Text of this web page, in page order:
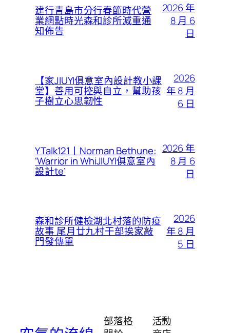
建行青島市分行春節時代營
業網點時光森和診所減重通
知佈告
2026 年
8 月 6
日
【家JIUYI俱意室內設計教小課
堂】善用可控與自立，幫助孩
子樹立心思韌性
2026
年 8 月
6 日
YTalk121丨Norman Bethune:
‘Warrior in WhiJIUYI俱意室內
設計te’
2026 年
8 月 6
日
森和診所健檢湖北村落的防疫
故事 尾月廿九村干部挨家敲
門發傳單
2026
年 8 月
5 日
部落格
活動